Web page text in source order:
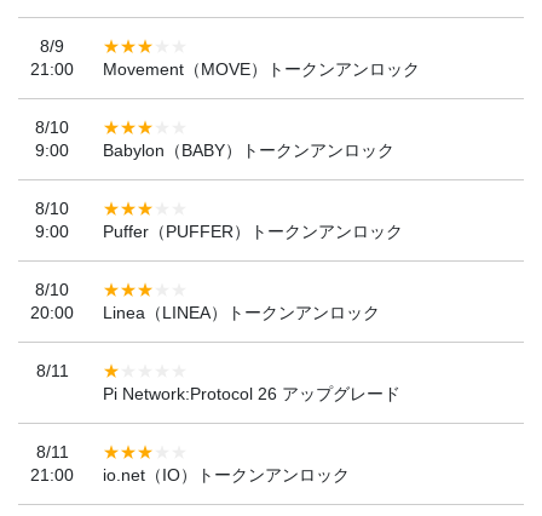
8/9
21:00
Movement（MOVE）トークンアンロック
8/10
9:00
Babylon（BABY）トークンアンロック
8/10
9:00
Puffer（PUFFER）トークンアンロック
8/10
20:00
Linea（LINEA）トークンアンロック
8/11
Pi Network:Protocol 26 アップグレード
8/11
21:00
io.net（IO）トークンアンロック